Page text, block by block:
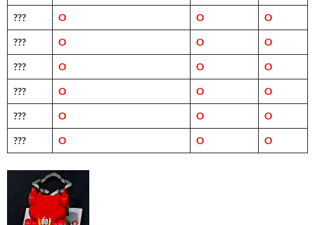
??? O O O
??? O O O
??? O O O
??? O O O
??? O O O
??? O O O